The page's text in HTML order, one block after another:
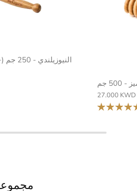
عسل المانوكا (UMF 26+) النيوزيلندي - 250 جم
جم
27.000 KWD